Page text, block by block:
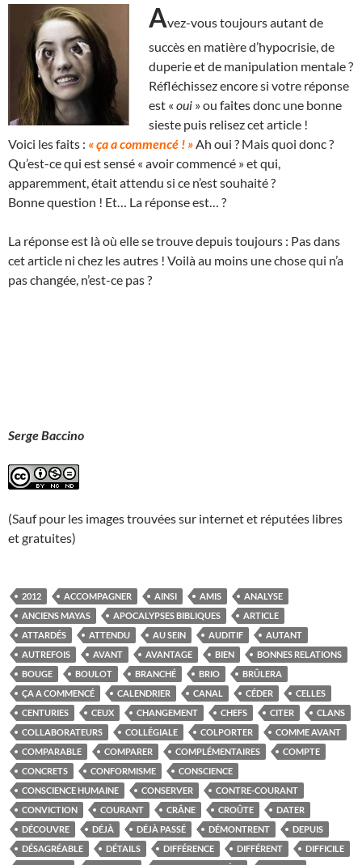
Avez-vous toujours autant de
succès en matière d’hypocrisie, de
duperie et de manipulation mentale ?
Réfléchissez encore si votre réponse
est « oui » ou faites donc une bonne
sieste puis relisez cet article !
Voici les faits : « ça a commencé ! » Ah oui ? Mais quoi donc ?
Qu’est-ce qui est sensé « avoir commencé » et qui,
apparemment, était attendu si ce n’est souhaité ?
Bonne question ! Et… La réponse est… ?
La réponse est là où elle se trouve depuis toujours : Pas dans
cet article ni chez les autres ! Voilà au moins une chose qui n’a
pas changée, n’est-ce pas ?
Serge Baccino
(Sauf pour les images trouvées sur internet et réputées libres
et gratuites)
2012 ACCOMPAGNER AINSI AMIS
ANALYSE
ANCIENS MAYAS
APOCALYPSES BIBLIQUES
ARTICLE
ATTARDÉS
ATTENDU AU SEIN AUDITIF
AUTANT
AUTREFOIS
AVANT AVANTAGE BIEN
BONNES RELATIONS
BOUGE
BOULOT BRANCHÉ BRIO
BRÛLERA
ÇA A COMMENCÉ
CALENDRIER CANAL CÉDER
CELLES
CENTURIES
CEUX CHANGEMENT CHEFS CITER
CLANS
COLLABORATEURS
COLLÉGIALE COLPORTER
COMME AVANT
COMPARABLE
COMPARER COMPLÉMENTAIRES
COMPTE
CONCRETS
CONFORMISME
CONSCIENCE
CONSCIENCE HUMAINE
CONSERVER
CONTRE-COURANT
CONVICTION
COURANT CRÂNE CROÛTE
DATER
DÉCOUVRE
DÉJÀ DÉJÀ PASSÉ DÉMONTRENT
DEPUIS
DÉSAGRÉABLE
DÉTAILS DIFFÉRENCE DIFFÉRENT
DIFFICILE